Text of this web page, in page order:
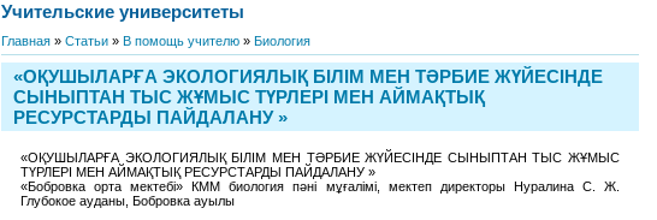
Учительские университеты
Главная » Статьи » В помощь учителю » Биология
«ОҚУШЫЛАРҒА ЭКОЛОГИЯЛЫҚ БІЛІМ МЕН ТӘРБИЕ ЖҮЙЕСІНДЕ
СЫНЫПТАН ТЫС ЖҰМЫС ТҮРЛЕРІ МЕН АЙМАҚТЫҚ
РЕСУРСТАРДЫ ПАЙДАЛАНУ »
«ОҚУШЫЛАРҒА ЭКОЛОГИЯЛЫҚ БІЛІМ МЕН ТӘРБИЕ ЖҮЙЕСІНДЕ СЫНЫПТАН ТЫС ЖҰМЫС
ТҮРЛЕРІ МЕН АЙМАҚТЫҚ РЕСУРСТАРДЫ ПАЙДАЛАНУ »
«Бобровка орта мектебі» КММ биология пәні мұғалімі, мектеп директоры Нуралина С. Ж.
Глубокое ауданы, Бобровка ауылы